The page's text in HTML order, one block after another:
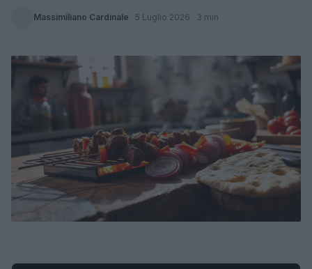
Massimiliano Cardinale · 5 Luglio 2026 · 3 min